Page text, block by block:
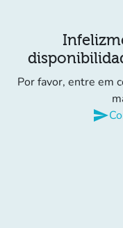
Por favor, entre em
send